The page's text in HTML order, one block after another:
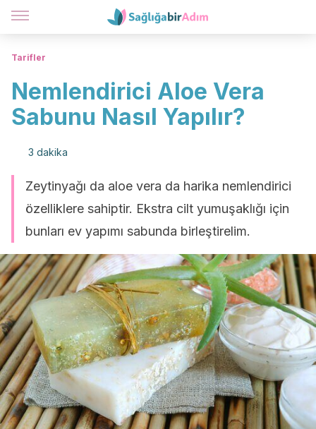
Tarifler
Nemlendirici Aloe Vera
Sabunu Nasıl Yapılır?
3 dakika
Zeytinyağı da aloe vera da harika nemlendirici
özelliklere sahiptir. Ekstra cilt yumuşaklığı için
bunları ev yapımı sabunda birleştirelim.